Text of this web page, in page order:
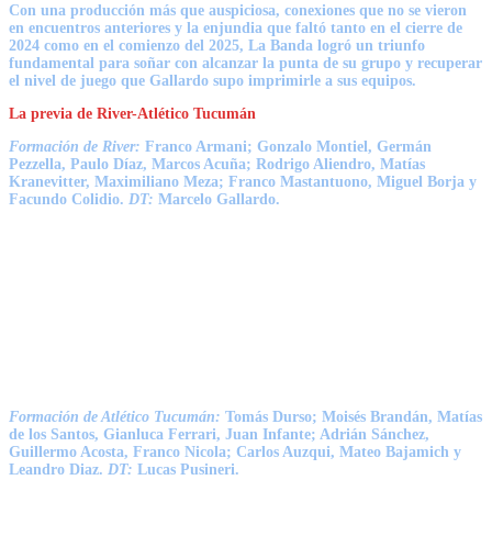
Con una producción más que auspiciosa, conexiones que no se vieron
en encuentros anteriores y la enjundia que faltó tanto en el cierre de
2024 como en el comienzo del 2025, La Banda logró un triunfo
fundamental para soñar con alcanzar la punta de su grupo y recuperar
el nivel de juego que Gallardo supo imprimirle a sus equipos.
La previa de River-Atlético Tucumán
Formación de River: Franco Armani; Gonzalo Montiel, Germán
Pezzella, Paulo Díaz, Marcos Acuña; Rodrigo Aliendro, Matías
Kranevitter, Maximiliano Meza; Franco Mastantuono, Miguel Borja y
Facundo Colidio. DT: Marcelo Gallardo.
Formación de Atlético Tucumán: Tomás Durso; Moisés Brandán, Matías
de los Santos, Gianluca Ferrari, Juan Infante; Adrián Sánchez,
Guillermo Acosta, Franco Nicola; Carlos Auzqui, Mateo Bajamich y
Leandro Diaz. DT: Lucas Pusineri.